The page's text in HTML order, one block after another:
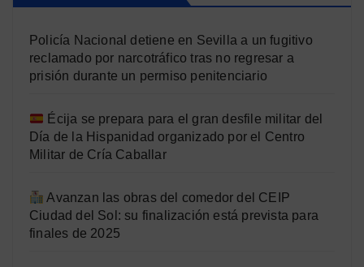
Policía Nacional detiene en Sevilla a un fugitivo
reclamado por narcotráfico tras no regresar a
prisión durante un permiso penitenciario
Écija se prepara para el gran desfile militar del
Día de la Hispanidad organizado por el Centro
Militar de Cría Caballar
Avanzan las obras del comedor del CEIP
Ciudad del Sol: su finalización está prevista para
finales de 2025